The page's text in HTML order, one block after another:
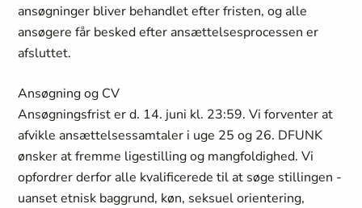
ansøgninger bliver behandlet efter fristen, og alle
ansøgere får besked efter ansættelsesprocessen er
afsluttet.
Ansøgning og CV
Ansøgningsfrist er d. 14. juni kl. 23:59. Vi forventer at
afvikle ansættelsessamtaler i uge 25 og 26. DFUNK
ønsker at fremme ligestilling og mangfoldighed. Vi
opfordrer derfor alle kvalificerede til at søge stillingen -
uanset etnisk baggrund, køn, seksuel orientering,